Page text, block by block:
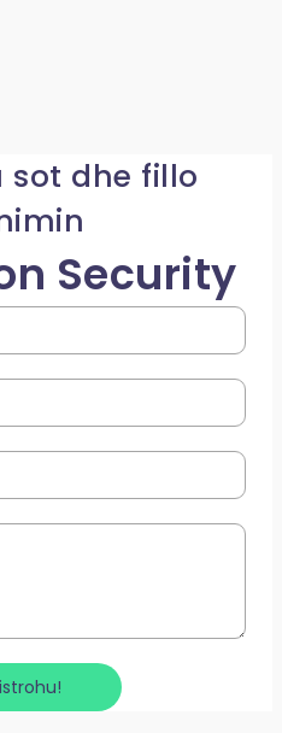
sot dhe fillo
Security